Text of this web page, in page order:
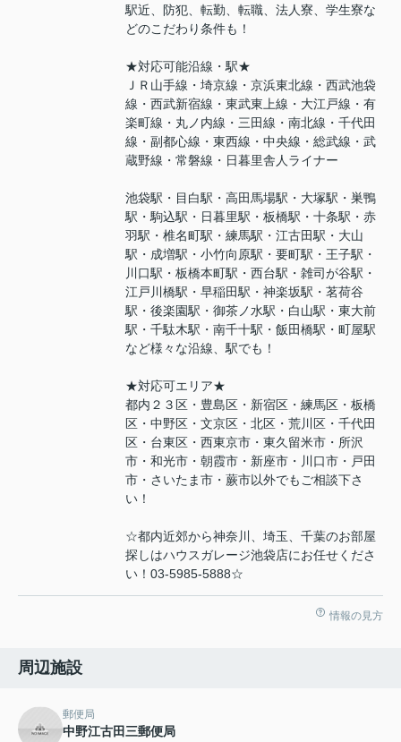
駅近、防犯、転勤、転職、法人寮、学生寮な
どのこだわり条件も！
★対応可能沿線・駅★
ＪＲ山手線・埼京線・京浜東北線・西武池袋
線・西武新宿線・東武東上線・大江戸線・有
楽町線・丸ノ内線・三田線・南北線・千代田
線・副都心線・東西線・中央線・総武線・武
蔵野線・常磐線・日暮里舎人ライナー
池袋駅・目白駅・高田馬場駅・大塚駅・巣鴨
駅・駒込駅・日暮里駅・板橋駅・十条駅・赤
羽駅・椎名町駅・練馬駅・江古田駅・大山
駅・成増駅・小竹向原駅・要町駅・王子駅・
川口駅・板橋本町駅・西台駅・雑司が谷駅・
江戸川橋駅・早稲田駅・神楽坂駅・茗荷谷
駅・後楽園駅・御茶ノ水駅・白山駅・東大前
駅・千駄木駅・南千十駅・飯田橋駅・町屋駅
など様々な沿線、駅でも！
★対応可エリア★
都内２３区・豊島区・新宿区・練馬区・板橋
区・中野区・文京区・北区・荒川区・千代田
区・台東区・西東京市・東久留米市・所沢
市・和光市・朝霞市・新座市・川口市・戸田
市・さいたま市・蕨市以外でもご相談下さ
い！
☆都内近郊から神奈川、埼玉、千葉のお部屋
探しはハウスガレージ池袋店にお任せくださ
い！03-5985-5888☆
情報の見方
周辺施設
郵便局
中野江古田三郵便局